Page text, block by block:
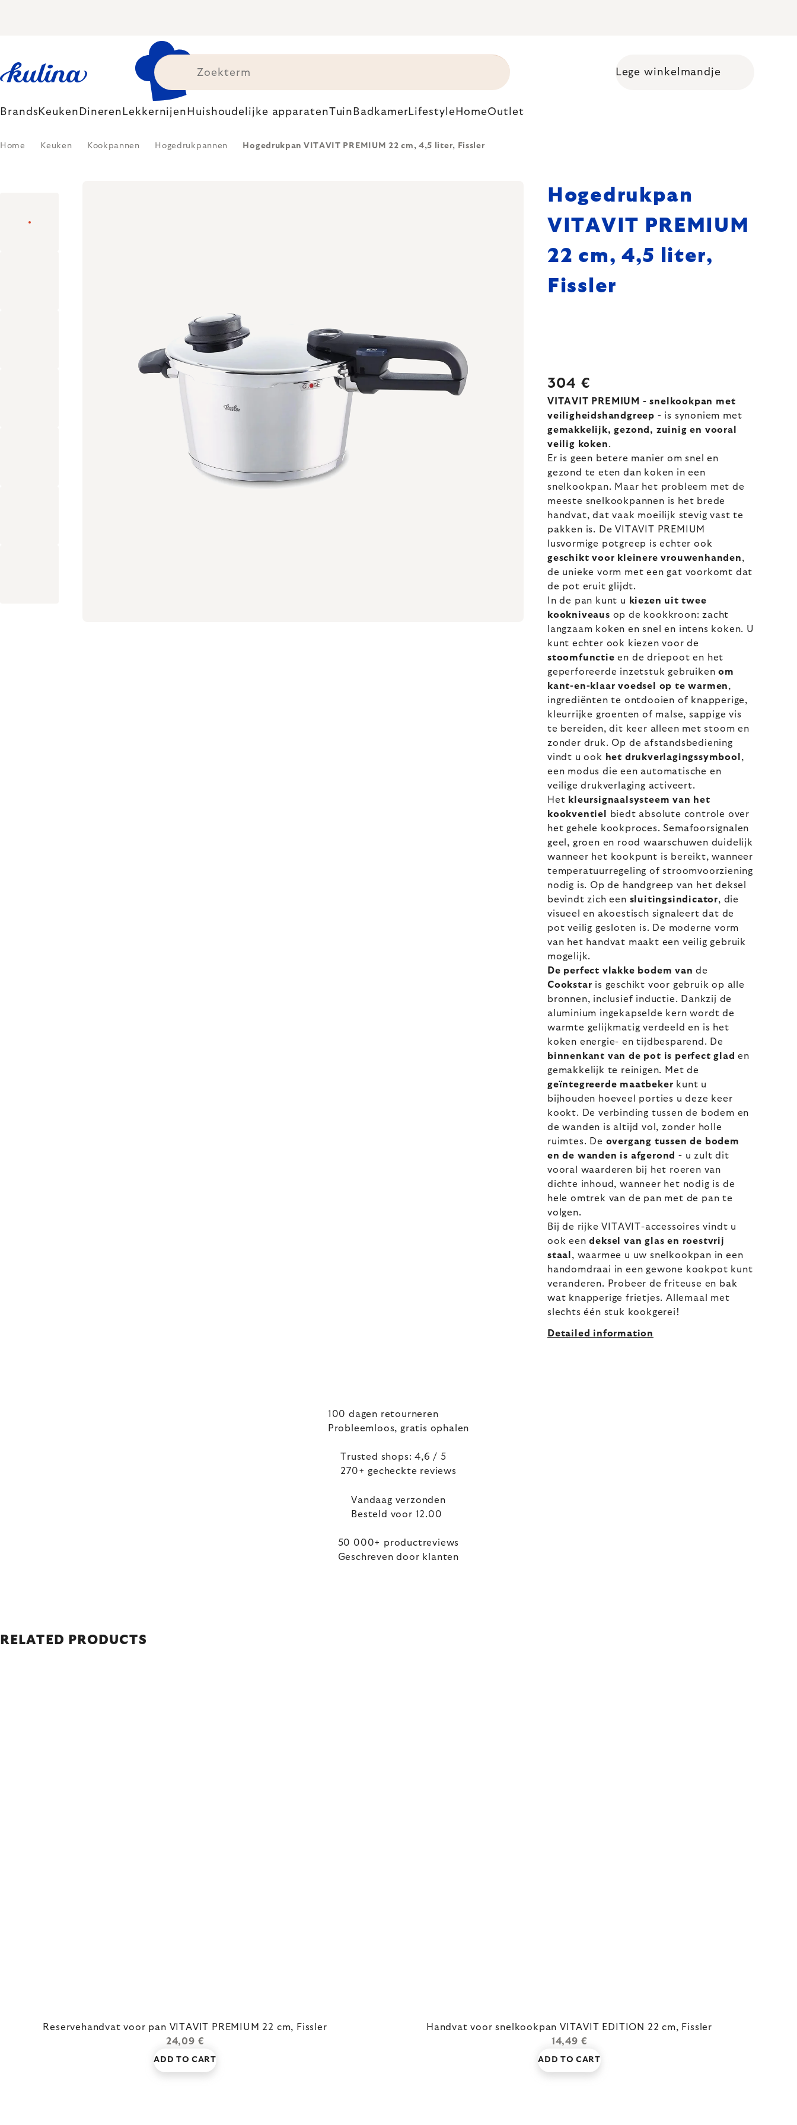
Shopping cart
Lege winkelmandje
Brands Keuken Dineren Lekkernijen Huishoudelijke apparatenTuin BadkamerLifestyle HomeOutlet
Home Keuken Kookpannen Hogedrukpannen Hogedrukpan VITAVIT PREMIUM 22 cm, 4,5 liter, Fissler
Hogedrukpan
VITAVIT PREMIUM
22 cm, 4,5 liter,
Fissler
304 €
VITAVIT PREMIUM - snelkookpan met
veiligheidshandgreep - is synoniem met
gemakkelijk, gezond, zuinig en vooral
veilig koken.
Er is geen betere manier om snel en
gezond te eten dan koken in een
snelkookpan. Maar het probleem met de
meeste snelkookpannen is het brede
handvat, dat vaak moeilijk stevig vast te
pakken is. De VITAVIT PREMIUM
lusvormige potgreep is echter ook
geschikt voor kleinere vrouwenhanden,
de unieke vorm met een gat voorkomt dat
de pot eruit glijdt.
In de pan kunt u
kiezen uit twee
kookniveaus op de kookkroon: zacht
langzaam koken en snel en intens koken. U
kunt echter ook kiezen voor de
stoomfunctie en de driepoot en het
geperforeerde inzetstuk gebruikenom
kant-en-klaar voedsel op te warmen,
ingrediënten te ontdooien of knapperige,
kleurrijke groenten of malse, sappige vis
te bereiden, dit keer alleen met stoom en
zonder druk. Op de afstandsbediening
vindt u ook
het drukverlagingssymbool ,
een modus die een automatische en
veilige drukverlaging activeert.
Het kleursignaalsysteem van het
kookventiel
biedt absolute controle over
het gehele kookproces. Semafoorsignalen
geel, groen en rood waarschuwen duidelijk
wanneer het kookpunt is bereikt, wanneer
temperatuurregeling of stroomvoorziening
nodig is. Op de handgreep van het deksel
bevindt zich een sluitingsindicator, die
visueel en akoestisch signaleert dat de
pot veilig gesloten is. De moderne vorm
van het handvat maakt een veilig gebruik
mogelijk.
De perfect vlakke bodem van de
Cookstar is geschikt voor gebruik op alle
bronnen, inclusief inductie. Dankzij de
aluminium ingekapselde kern wordt de
warmte gelijkmatig verdeeld en is het
koken energie- en tijdbesparend. De
binnenkant van de pot is perfect glad en
gemakkelijk te reinigen. Met de
geïntegreerde maatbeker kunt u
bijhouden hoeveel porties u deze keer
kookt. De verbinding tussen de bodem en
de wanden is altijd vol, zonder holle
ruimtes. De overgang tussen de bodem
en de wanden is afgerond - u zult dit
vooral waarderen bij het roeren van
dichte inhoud, wanneer het nodig is de
hele omtrek van de pan met de pan te
volgen.
Bij de rijke VITAVIT-accessoires vindt u
ook eendeksel van glas en roestvrij
staal , waarmee u uw snelkookpan in een
handomdraai in een gewone kookpot kunt
veranderen. Probeer de friteuse en bak
wat knapperige frietjes. Allemaal met
slechts één stuk kookgerei!
Detailed information
100 dagen retourneren
Probleemloos, gratis ophalen
Trusted shops: 4,6 / 5
270+ gecheckte reviews
Vandaag verzonden
Besteld voor 12.00
50 000+ productreviews
Geschreven door klanten
RELATED PRODUCTS
Reservehandvat voor pan VITAVIT PREMIUM 22 cm, Fissler
24,09 €
ADD TO CART
Handvat voor snelkookpan VITAVIT EDITION 22 cm, Fissler
14,49 €
ADD TO CART